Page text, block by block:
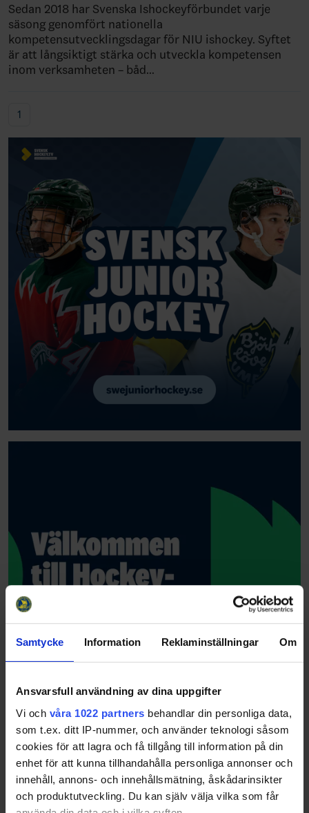
Samtycke Information Reklaminställningar Om
Ansvarsfull användning av dina uppgifter
Vi och våra 1022 partners behandlar din personliga data,
som t.ex. ditt IP-nummer, och använder teknologi såsom
cookies för att lagra och få tillgång till information på din
enhet för att kunna tillhandahålla personliga annonser och
innehåll, annons- och innehållsmätning, åskådarinsikter
och produktutveckling. Du kan själv välja vilka som får
Sedan 2018 har Svenska Ishockeyförbundet varje
säsong genomfört nationella
kompetensutvecklingsdagar för NIU ishockey. Syftet
är att långsiktigt stärka och utveckla kompetensen
inom verksamheten – båd…
1